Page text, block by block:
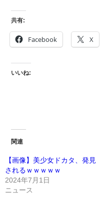
共有:
Facebook X
いいね:
関連
【画像】美少女ドカタ、発見
されるｗｗｗｗｗ
2024年7月1日
ニュース